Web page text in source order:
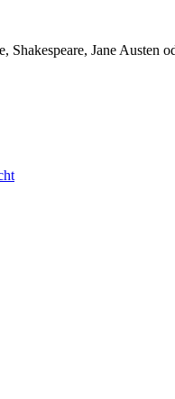
Jane Austen